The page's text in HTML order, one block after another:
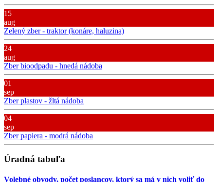
15
aug
Zelený zber - traktor (konáre, haluzina)
24
aug
Zber bioodpadu - hnedá nádoba
01
sep
Zber plastov - žltá nádoba
04
sep
Zber papiera - modrá nádoba
Úradná tabuľa
Volebné obvody, počet poslancov, ktorý sa má v nich voliť do